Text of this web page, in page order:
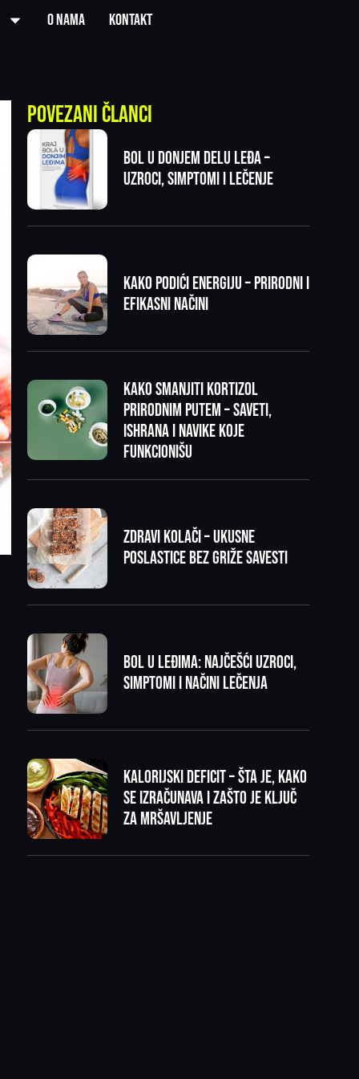
O nama Kontakt
Povezani članci
Bol u donjem delu leđa –
uzroci, simptomi i lečenje
Kako podići energiju – prirodni i
efikasni načini
Kako smanjiti kortizol
prirodnim putem – saveti,
ishrana i navike koje
funkcionišu
Zdravi kolači – ukusne
poslastice bez griže savesti
Bol u leđima: najčešći uzroci,
simptomi i načini lečenja
Kalorijski deficit – šta je, kako
se izračunava i zašto je ključ
za mršavljenje